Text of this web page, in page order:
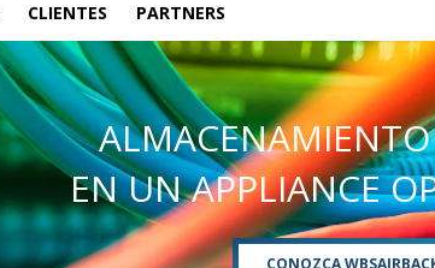
CLIENTES PARTNERS
EN UN APPLIANCE
CONOZCA